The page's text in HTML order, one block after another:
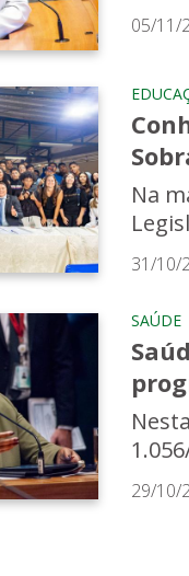
05/11/
Na
31/10/
SAÚDE
29/10/